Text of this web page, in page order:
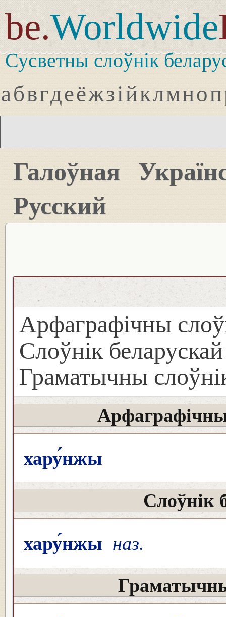
be.Worldwide
Сусветны слоўнік
абвгдеёжзійклмноп
Галоўная
Русский
Арфаграфічны
Слоўнік
Граматычны
хару́нжы
Слоўнік
хару́нжы наз.